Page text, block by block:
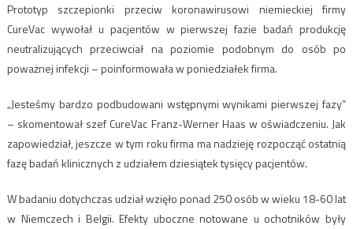
Prototyp szczepionki przeciw koronawirusowi niemieckiej firmy
CureVac wywołał u pacjentów w pierwszej fazie badań produkcję
neutralizujących przeciwciał na poziomie podobnym do osób po
poważnej infekcji – poinformowała w poniedziałek firma.
„Jesteśmy bardzo podbudowani wstępnymi wynikami pierwszej fazy”
– skomentował szef CureVac Franz-Werner Haas w oświadczeniu. Jak
zapowiedział, jeszcze w tym roku firma ma nadzieję rozpocząć ostatnią
fazę badań klinicznych z udziałem dziesiątek tysięcy pacjentów.
W badaniu dotychczas udział wzięło ponad 250 osób w wieku 18-60 lat
w Niemczech i Belgii. Efekty uboczne notowane u ochotników były